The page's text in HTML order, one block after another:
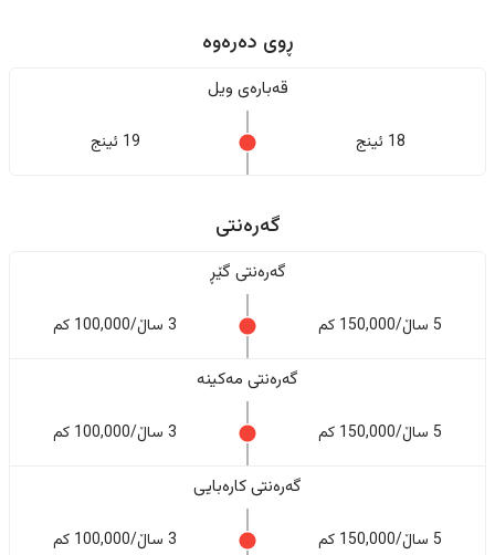
ڕوی دەرەوە
قەبارەی ویل
18 ئینج 19 ئینج
گەرەنتی
گەرەنتی گێڕ
5 ساڵ/150,000 کم 3 ساڵ/100,000 کم
گەرەنتی مەکینە
5 ساڵ/150,000 کم 3 ساڵ/100,000 کم
گەرەنتی کارەبایی
5 ساڵ/150,000 کم 3 ساڵ/100,000 کم